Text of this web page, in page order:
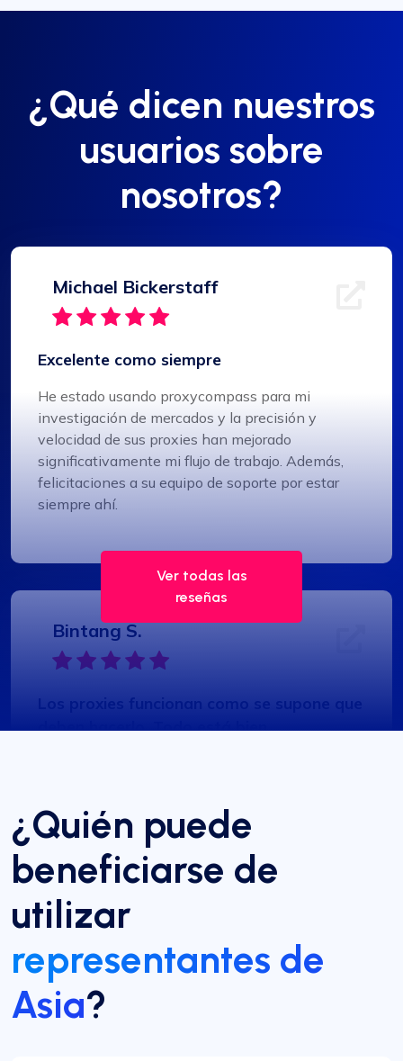
¿Qué dicen nuestros
usuarios sobre
nosotros?
Michael Bickerstaff
Excelente como siempre
He estado usando proxycompass para mi
investigación de mercados y la precisión y
velocidad de sus proxies han mejorado
significativamente mi flujo de trabajo. Además,
felicitaciones a su equipo de soporte por estar
siempre ahí.
Bintang S.
Los proxies funcionan como se supone que
deben hacerlo. Todo está bien
lo cumplió sino que superó mis expectativas con
sus funciones mejoradas y su sólido sistema de
Rosie Mitchell
Ver todas las
reseñas
¿Quién puede
beneficiarse de
utilizar
representantes de
Asia?